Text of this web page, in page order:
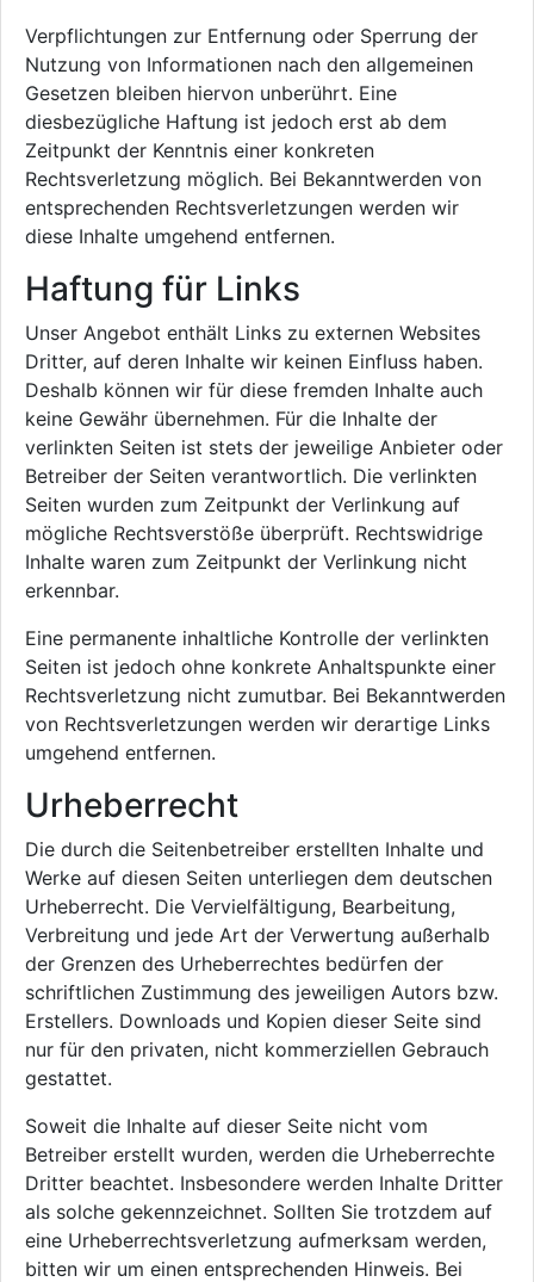
Verpflichtungen zur Entfernung oder Sperrung der
Nutzung von Informationen nach den allgemeinen
Gesetzen bleiben hiervon unberührt. Eine
diesbezügliche Haftung ist jedoch erst ab dem
Zeitpunkt der Kenntnis einer konkreten
Rechtsverletzung möglich. Bei Bekanntwerden von
entsprechenden Rechtsverletzungen werden wir
diese Inhalte umgehend entfernen.
Haftung für Links
Unser Angebot enthält Links zu externen Websites
Dritter, auf deren Inhalte wir keinen Einfluss haben.
Deshalb können wir für diese fremden Inhalte auch
keine Gewähr übernehmen. Für die Inhalte der
verlinkten Seiten ist stets der jeweilige Anbieter oder
Betreiber der Seiten verantwortlich. Die verlinkten
Seiten wurden zum Zeitpunkt der Verlinkung auf
mögliche Rechtsverstöße überprüft. Rechtswidrige
Inhalte waren zum Zeitpunkt der Verlinkung nicht
erkennbar.
Eine permanente inhaltliche Kontrolle der verlinkten
Seiten ist jedoch ohne konkrete Anhaltspunkte einer
Rechtsverletzung nicht zumutbar. Bei Bekanntwerden
von Rechtsverletzungen werden wir derartige Links
umgehend entfernen.
Urheberrecht
Die durch die Seitenbetreiber erstellten Inhalte und
Werke auf diesen Seiten unterliegen dem deutschen
Urheberrecht. Die Vervielfältigung, Bearbeitung,
Verbreitung und jede Art der Verwertung außerhalb
der Grenzen des Urheberrechtes bedürfen der
schriftlichen Zustimmung des jeweiligen Autors bzw.
Erstellers. Downloads und Kopien dieser Seite sind
nur für den privaten, nicht kommerziellen Gebrauch
gestattet.
Soweit die Inhalte auf dieser Seite nicht vom
Betreiber erstellt wurden, werden die Urheberrechte
Dritter beachtet. Insbesondere werden Inhalte Dritter
als solche gekennzeichnet. Sollten Sie trotzdem auf
eine Urheberrechtsverletzung aufmerksam werden,
bitten wir um einen entsprechenden Hinweis. Bei